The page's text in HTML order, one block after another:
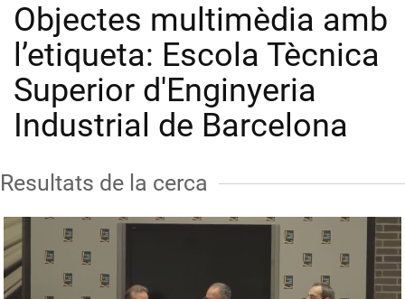
Objectes multimèdia amb
l’etiqueta: Escola Tècnica
Superior d'Enginyeria
Industrial de Barcelona
Resultats de la cerca